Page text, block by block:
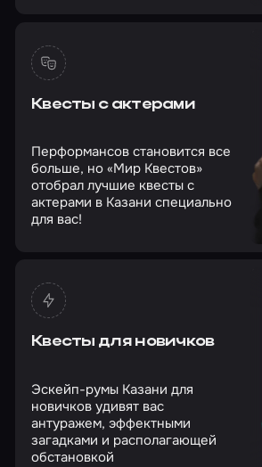
Квесты с актерами
Перформансов становится все
больше, но «Мир Квестов»
отобрал лучшие квесты с
актерами в Казани специально
для вас!
Квесты для новичков
Эскейп-румы Казани для
новичков удивят вас
антуражем, эффектными
загадками и располагающей
обстановкой